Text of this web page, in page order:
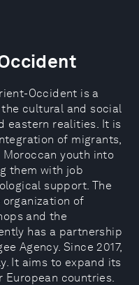
Occident is a
cultural and social
eastern realities. It is
of migrants,
youth into
them with job
support. The
of
and the
has a partnership
Agency. Since 2017,
It aims to expand its
European countries.